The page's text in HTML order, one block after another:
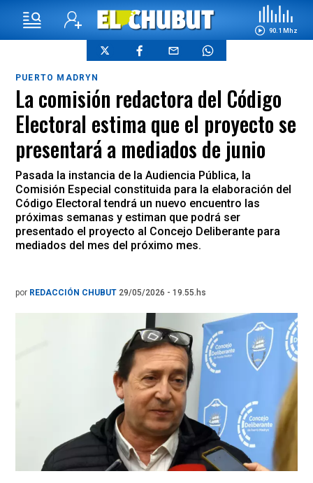
90.1 Mhz
PUERTO MADRYN
La comisión redactora del Código
Electoral estima que el proyecto se
presentará a mediados de junio
Pasada la instancia de la Audiencia Pública, la
Comisión Especial constituida para la elaboración del
Código Electoral tendrá un nuevo encuentro las
próximas semanas y estiman que podrá ser
presentado el proyecto al Concejo Deliberante para
mediados del mes del próximo mes.
por REDACCIÓN CHUBUT 29/05/2026 - 19.55.hs